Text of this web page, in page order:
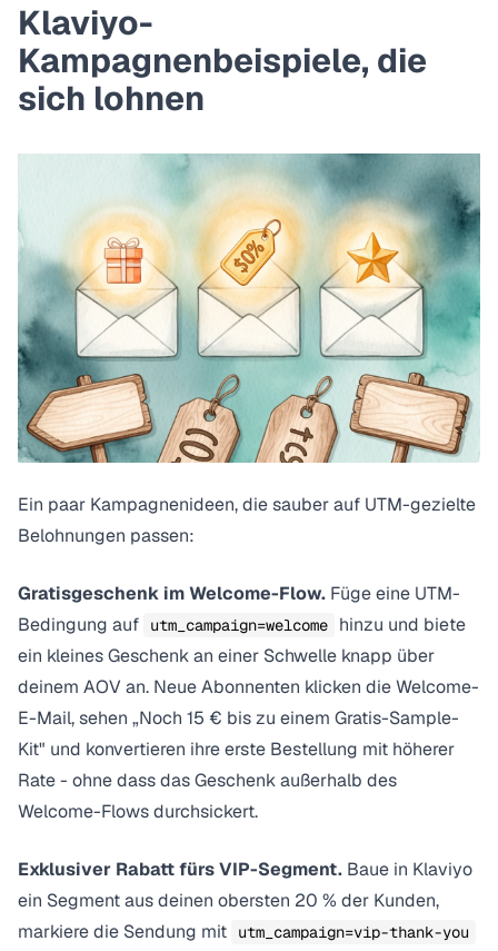
Klaviyo-
Kampagnenbeispiele, die
sich lohnen
Ein paar Kampagnenideen, die sauber auf UTM-gezielte
Belohnungen passen:
Gratisgeschenk im Welcome-Flow. Füge eine UTM-
Bedingung auf
utm_campaign=welcome
hinzu und biete
ein kleines Geschenk an einer Schwelle knapp über
deinem AOV an. Neue Abonnenten klicken die Welcome-
E-Mail, sehen „Noch 15 € bis zu einem Gratis-Sample-
Kit" und konvertieren ihre erste Bestellung mit höherer
Rate - ohne dass das Geschenk außerhalb des
Welcome-Flows durchsickert.
Exklusiver Rabatt fürs VIP-Segment. Baue in Klaviyo
ein Segment aus deinen obersten 20 % der Kunden,
markiere die Sendung mit
utm_campaign=vip-thank-you